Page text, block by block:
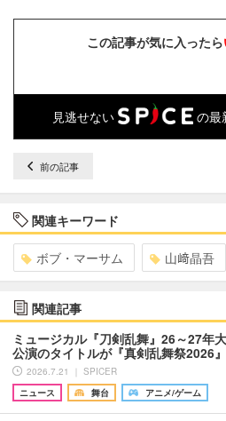
この記事が気に入ったら
見逃せない の最
前の記事
関連キーワード
ボブ・マーサム 山﨑晶吾
関連記事
ミュージカル『刀剣乱舞』26～27年
公演のタイトルが『真剣乱舞祭2026
2026.7.21 ｜ SPICER
ニュース
舞台 アニメ/ゲーム